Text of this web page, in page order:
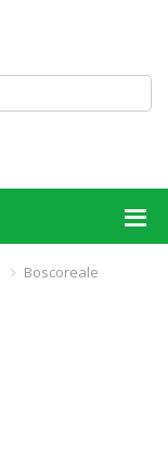
Boscoreale